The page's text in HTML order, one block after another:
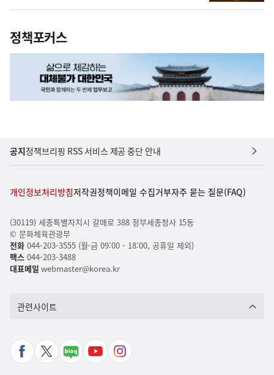
정책포커스
공지정책브리핑 RSS 서비스 제공 중단 안내
개인정보처리방침저작권정책이메일 수집거부자주 묻는 질문(FAQ)
(30119) 세종특별자치시 갈매로 388 정부세종청사 15동
© 문화체육관광부
전화044-203-3555 (월-금 09:00 - 18:00, 공휴일 제외)
팩스044-203-3488
대표메일 webmaster@korea.kr
관련사이트
페
X
네
유
인